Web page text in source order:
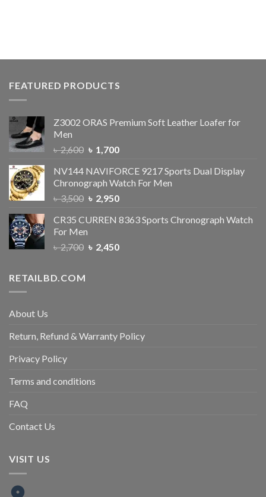
FEATURED PRODUCTS
Z3002 ORAS Premium Soft Leather Loafer for
Men
৳2,600 ৳ 1,700
NV144 NAVIFORCE 9217 Sports Dual Display
Chronograph Watch For Men
৳3,500 ৳ 2,950
CR35 CURREN 8363 Sports Chronograph Watch
For Men
৳2,700 ৳ 2,450
RETAILBD.COM
About Us
Return, Refund & Warranty Policy
Privacy Policy
Terms and conditions
FAQ
Contact Us
VISIT US